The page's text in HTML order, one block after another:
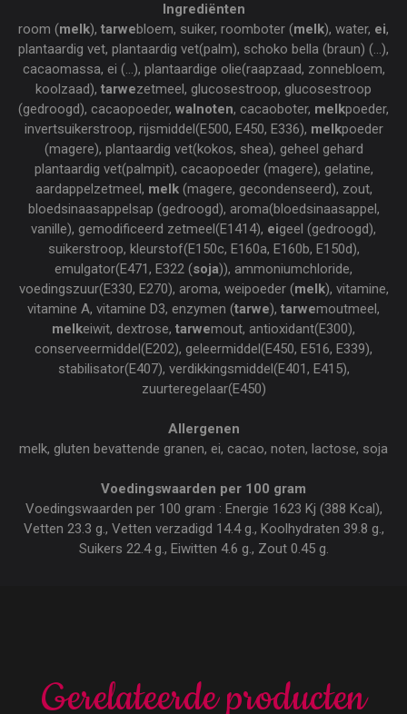
Ingrediënten
room (melk), tarwebloem, suiker, roomboter (melk), water, ei,
plantaardig vet, plantaardig vet(palm), schoko bella (braun) (...),
cacaomassa, ei (...), plantaardige olie(raapzaad, zonnebloem,
koolzaad), tarwezetmeel, glucosestroop, glucosestroop
(gedroogd), cacaopoeder, walnoten, cacaoboter, melkpoeder,
invertsuikerstroop, rijsmiddel(E500, E450, E336), melkpoeder
(magere), plantaardig vet(kokos, shea), geheel gehard
plantaardig vet(palmpit), cacaopoeder (magere), gelatine,
aardappelzetmeel, melk(magere, gecondenseerd), zout,
bloedsinaasappelsap (gedroogd), aroma(bloedsinaasappel,
vanille), gemodificeerd zetmeel(E1414), eigeel (gedroogd),
suikerstroop, kleurstof(E150c, E160a, E160b, E150d),
emulgator(E471, E322 (soja)), ammoniumchloride,
voedingszuur(E330, E270), aroma, weipoeder (melk), vitamine,
vitamine A, vitamine D3, enzymen (tarwe), tarwemoutmeel,
melkeiwit, dextrose, tarwemout, antioxidant(E300),
conserveermiddel(E202), geleermiddel(E450, E516, E339),
stabilisator(E407), verdikkingsmiddel(E401, E415),
zuurteregelaar(E450)
Allergenen
melk, gluten bevattende granen, ei, cacao, noten, lactose, soja
Voedingswaarden per 100 gram
Voedingswaarden per 100 gram : Energie 1623 Kj (388 Kcal),
Vetten 23.3 g., Vetten verzadigd 14.4 g., Koolhydraten 39.8 g.,
Suikers 22.4 g., Eiwitten 4.6 g., Zout 0.45 g.
Gerelateerde producten